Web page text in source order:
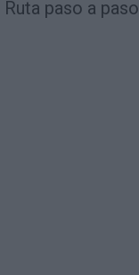
Ruta paso a paso